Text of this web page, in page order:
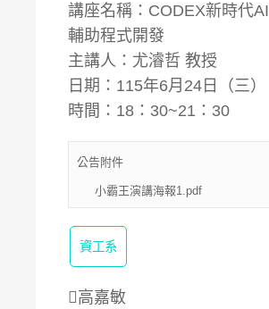
講座名稱：CODEX新時代
輔助程式開發
主講人：尤濬哲 教授
日期：115年6月24日（三）
時間：18：30~21：30
公告附件
小霸王演講海報1.pdf
資工系
高嘉敏